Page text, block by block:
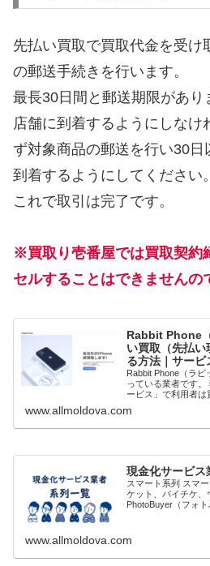
先払い買取で買取代金を受け
の郵送手続きを行います。
最長30日間と郵送期限があ
店舗に到着するようにしなけ
ず対象商品の郵送を行い30日
到着するようにしてください。
これで取引は完了です。
※買取り壱番屋では買取契約
セルすることはできませんの
Rabbit Phone
い買取（先払
る方法｜サービ
Rabbit Phone（ラ
っている業者です
ービス」で利用者は
を送ります。査定
買取してもらうこと
www.allmoldova.com
現金化サービス
スマート系列 スマ
ケット、バイチケ、
PhotoBuyer（フォ
www.allmoldova.com